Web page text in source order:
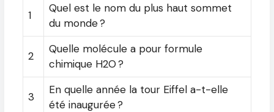
1
Quel est le nom du plus haut sommet
du monde ?
2
Quelle molécule a pour formule
chimique H2O ?
3
En quelle année la tour Eiffel a-t-elle
été inaugurée ?